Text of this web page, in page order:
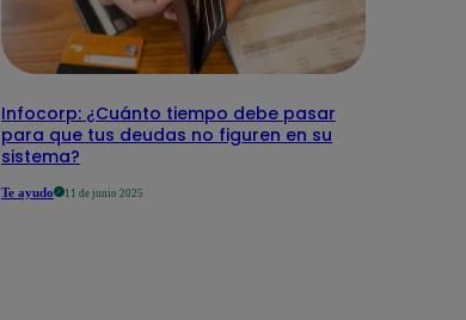
Infocorp: ¿Cuánto tiempo debe pasar
para que tus deudas no figuren en su
sistema?
Te ayudo 11 de junio 2025